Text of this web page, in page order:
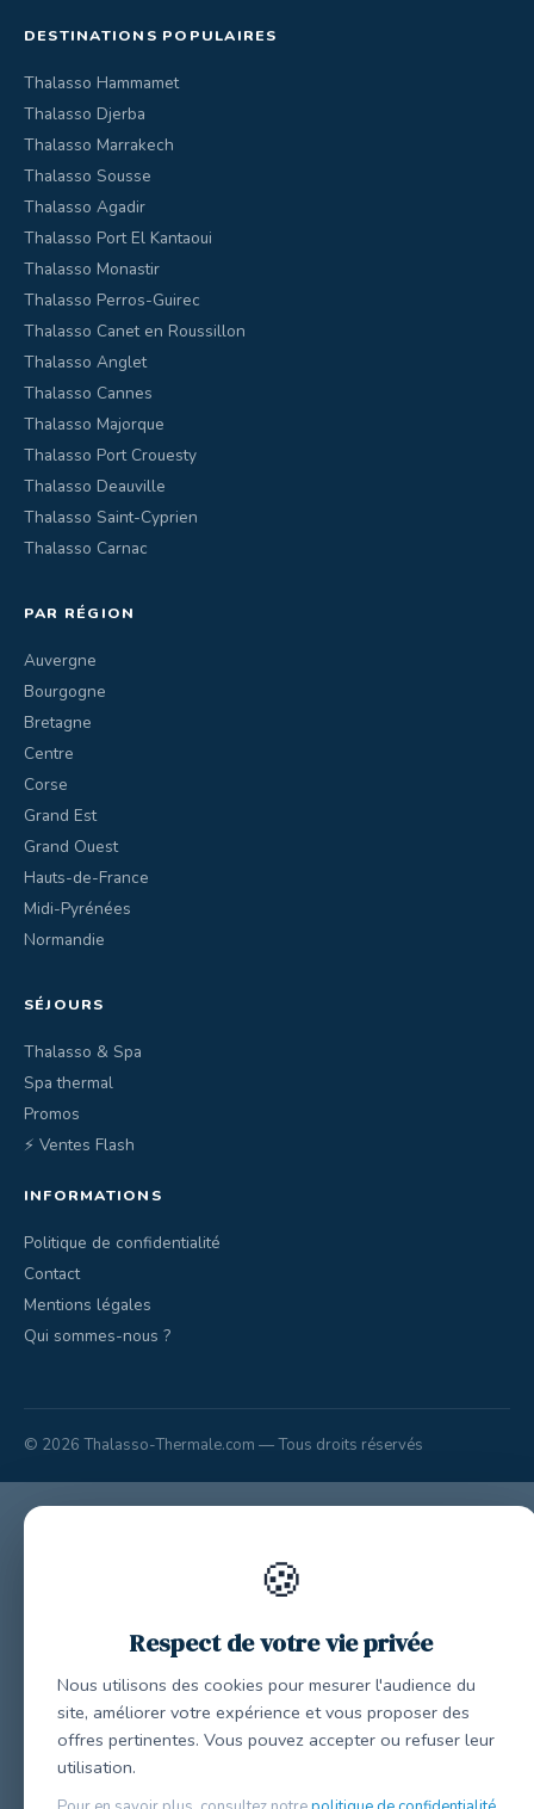
DESTINATIONS POPULAIRES
Thalasso Hammamet
Thalasso Djerba
Thalasso Marrakech
Thalasso Sousse
Thalasso Agadir
Thalasso Port El Kantaoui
Thalasso Monastir
Thalasso Perros-Guirec
Thalasso Canet en Roussillon
Thalasso Anglet
Thalasso Cannes
Thalasso Majorque
Thalasso Port Crouesty
Thalasso Deauville
Thalasso Saint-Cyprien
Thalasso Carnac
PAR RÉGION
Auvergne
Bourgogne
Bretagne
Centre
Corse
Grand Est
Grand Ouest
Hauts-de-France
Midi-Pyrénées
Normandie
SÉJOURS
Thalasso & Spa
Spa thermal
Promos
⚡ Ventes Flash
INFORMATIONS
Politique de confidentialité
Contact
Mentions légales
Qui sommes-nous ?
© 2026 Thalasso-Thermale.com — Tous droits réservés
🍪
Respect de votre vie privée
Nous utilisons des cookies pour mesurer l'audience du
site, améliorer votre expérience et vous proposer des
offres pertinentes. Vous pouvez accepter ou refuser leur
utilisation.